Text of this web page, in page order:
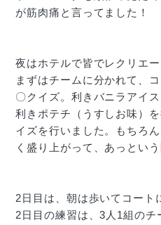
が筋肉痛と言ってました！
夜はホテルで皆でレクリエー
まずはチームに分かれて、
〇クイズ。利きバニラアイ
利きポテチ（うすしお味）
イズを行いました。もちろ
く盛り上がって、あっとい
2日目は、朝は歩いてコート
2日目の練習は、3人1組の